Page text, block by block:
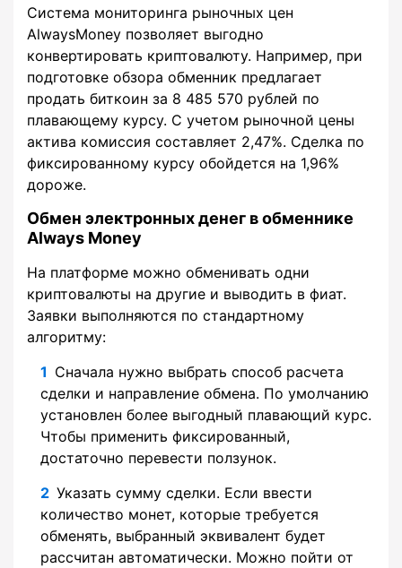
Система мониторинга рыночных цен
AlwaysMoney позволяет выгодно
конвертировать криптовалюту. Например, при
подготовке обзора обменник предлагает
продать биткоин за 8 485 570 рублей по
плавающему курсу. С учетом рыночной цены
актива комиссия составляет 2,47%. Сделка по
фиксированному курсу обойдется на 1,96%
дороже.
Обмен электронных денег в обменнике
Always Money
На платформе можно обменивать одни
криптовалюты на другие и выводить в фиат.
Заявки выполняются по стандартному
алгоритму:
Сначала нужно выбрать способ расчета
сделки и направление обмена. По умолчанию
установлен более выгодный плавающий курс.
Чтобы применить фиксированный,
достаточно перевести ползунок.
Указать сумму сделки. Если ввести
количество монет, которые требуется
обменять, выбранный эквивалент будет
рассчитан автоматически. Можно пойти от